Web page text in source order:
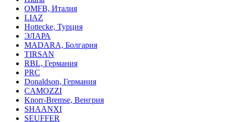
OMFB, Италия
LIAZ
Hottecke, Турция
ЭЛАРА
MADARA, Болгария
TIRSAN
RBL, Германия
PRC
Donaldson, Германия
CAMOZZI
Knorr-Bremse, Венгрия
SHAANXI
SEUFFER